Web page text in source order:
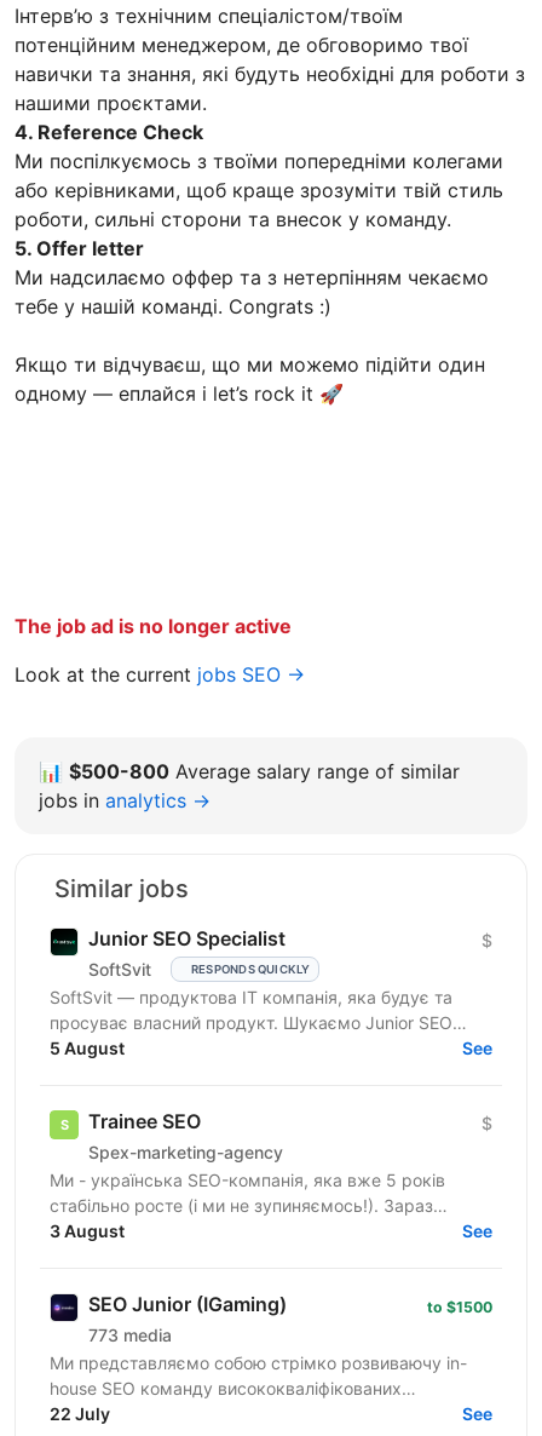
Інтерв’ю з технічним спеціалістом/твоїм
потенційним менеджером, де обговоримо твої
навички та знання, які будуть необхідні для роботи з
нашими проєктами.
4. Reference Check
Ми поспілкуємось з твоїми попередніми колегами
або керівниками, щоб краще зрозуміти твій стиль
роботи, сильні сторони та внесок у команду.
5. Offer letter
Ми надсилаємо оффер та з нетерпінням чекаємо
тебе у нашій команді. Congrats :)
Якщо ти відчуваєш, що ми можемо підійти один
одному — еплайся і let’s rock it 🚀
The job ad is no longer active
Look at the current jobs SEO →
📊 $500-800 Average salary range of similar
jobs in analytics →
Similar jobs
Junior SEO Specialist
SoftSvit RESPONDS QUICKLY
$
SoftSvit — продуктова IT компанія, яка будує та
просуває власний продукт. Шукаємо Junior SEO
Specialist-а, який готовий розвиватись поруч із тими,
5 August See
Trainee SEO
Spex-marketing-agency
$
Ми - українська SEO-компанія, яка вже 5 років
стабільно росте (і ми не зупиняємось!). Зараз
розширюємо штат і шукаємо того, хто знає, як
3 August See
SEO Junior (IGaming)
773 media
to $1500
Ми представляємо собою стрімко розвиваючу in-
house SEO команду висококваліфікованих
професіоналів. Нашою основною діяльністю є
22 July See